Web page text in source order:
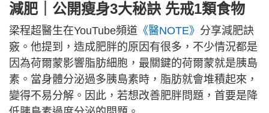
減肥｜公開瘦身3大秘訣 先戒1類食物
梁程超醫生在YouTube頻道 《醫NOTE》 分享減肥訣
竅。他提到，造成肥胖的原因有很多，不少情況都是
因為荷爾蒙影響脂肪細胞，最關鍵的荷爾蒙就是胰島
素。當身體分泌過多胰島素時，脂肪就會堆積起來，
變得不易分解。因此，若想改善肥胖問題，首要是降